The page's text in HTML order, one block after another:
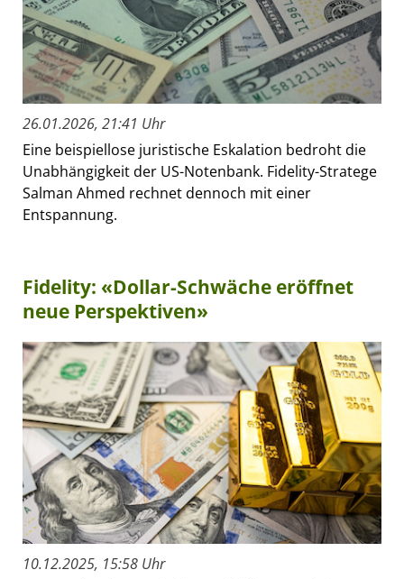
26.01.2026, 21:41 Uhr
Eine beispiellose juristische Eskalation bedroht die
Unabhängigkeit der US-Notenbank. Fidelity-Stratege
Salman Ahmed rechnet dennoch mit einer
Entspannung.
Fidelity: «Dollar-Schwäche eröffnet
neue Perspektiven»
10.12.2025, 15:58 Uhr